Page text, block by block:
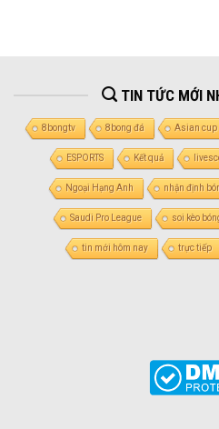
TIN TỨC MỚI
8bongtv 8bong đá Asian cup
ESPORTS Kết quả
Ngoại Hạng Anh nhận định
Saudi Pro League soi kèo
tin mới hôm nay trực tiếp